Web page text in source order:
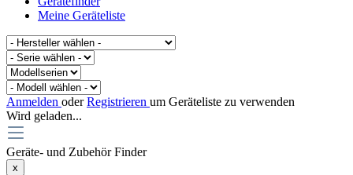
Meine Geräteliste
Anmelden oderRegistrieren um Geräteliste zu verwenden
Wird geladen...
Geräte- und Zubehör Finder
x